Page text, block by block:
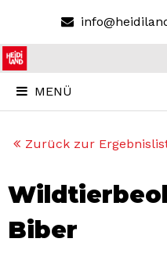
MENÜ
Zurück zur
Biber